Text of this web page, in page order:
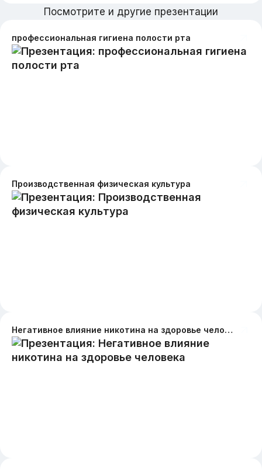
Посмотрите и другие презентации
профессиональная гигиена полости рта
Производственная физическая культура
Негативное влияние никотина на здоровье человека